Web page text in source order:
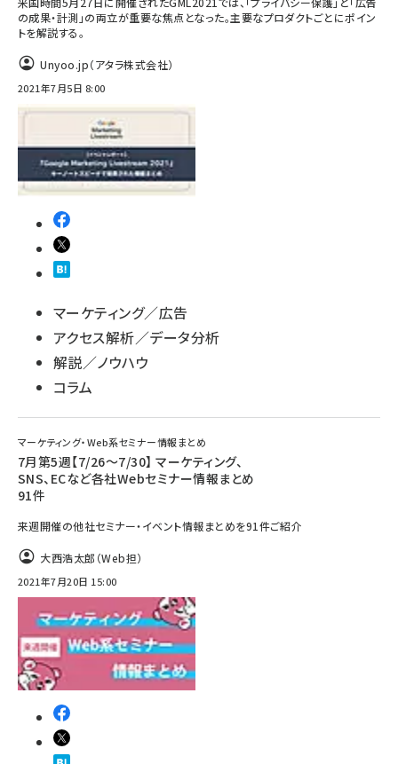
の成果・計測」の両立が重要な焦点となった。主要なプロダクトごとにポイン
トを解説する。
Unyoo.jp（アタラ株式会社）
2021年7月5日 8:00
マーケティング／広告
アクセス解析／データ分析
解説／ノウハウ
コラム
マーケティング・Web系セミナー情報まとめ
7月第5週【7/26～7/30】 マーケティング、
SNS、ECなど各社Webセミナー情報まとめ
91件
来週開催の他社セミナー・イベント情報まとめを91件ご紹介
大西浩太郎（Web担）
2021年7月20日 15:00